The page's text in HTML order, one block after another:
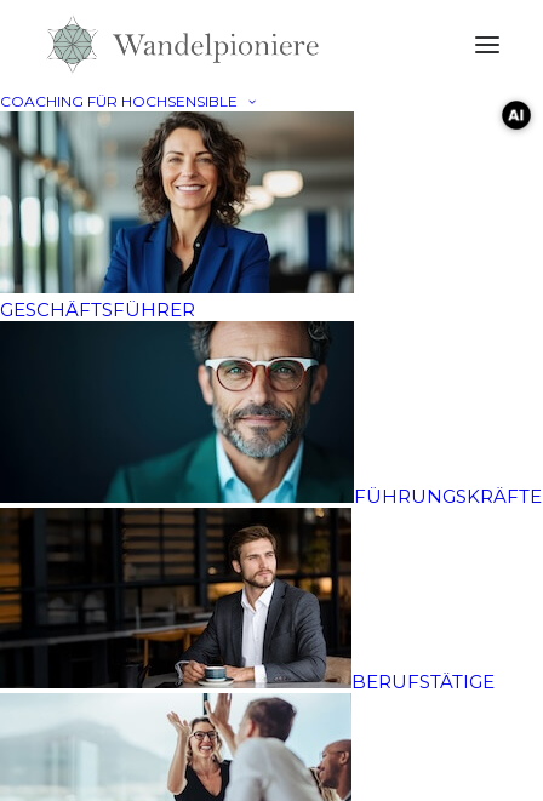
COACHING FÜR HOCHSENSIBLE
GESCHÄFTSFÜHRER
FÜHRUNGSKRÄFTE
BERUFSTÄTIGE
Selbstführung
Methoden
Erreichen Sie Ihre Ziele und Visionen dank einer
ausgefeilten Selbstführung. Behalten Sie –
selbst in Zeiten, in denen sich viele Menschen
als von außen gesteuert wahrnehmen –
souverän die Kontrolle über Ihr Leben.
Organisieren Sie sich selbst so, dass Sie Ihre
Ressourcen optimal nutzen. In diesem Artikel
lernen Sie verschiedene Methoden der
Selbstführung kennen, die Ihnen dabei helfen,